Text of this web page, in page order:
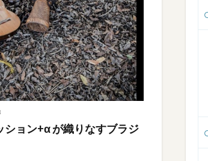
ション+α が織りなすブラジ